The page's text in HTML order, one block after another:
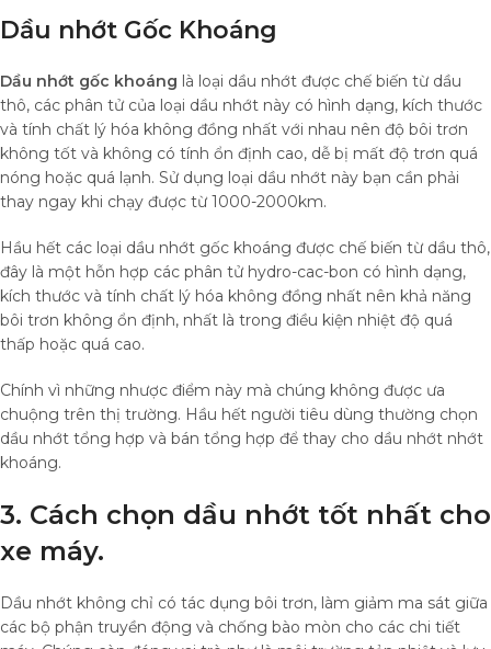
Dầu nhớt Gốc Khoáng
Dầu nhớt gốc khoáng là loại dầu nhớt được chế biến từ dầu
thô, các phân tử của loại dầu nhớt này có hình dạng, kích thước
và tính chất lý hóa không đồng nhất với nhau nên độ bôi trơn
không tốt và không có tính ổn định cao, dễ bị mất độ trơn quá
nóng hoặc quá lạnh. Sử dụng loại dầu nhớt này bạn cần phải
thay ngay khi chạy được từ 1000-2000km.
Hầu hết các loại dầu nhớt gốc khoáng được chế biến từ dầu thô,
đây là một hỗn hợp các phân tử hydro-cac-bon có hình dạng,
kích thước và tính chất lý hóa không đồng nhất nên khả năng
bôi trơn không ổn định, nhất là trong điều kiện nhiệt độ quá
thấp hoặc quá cao.
Chính vì những nhược điểm này mà chúng không được ưa
chuộng trên thị trường. Hầu hết người tiêu dùng thường chọn
dầu nhớt tổng hợp và bán tổng hợp để thay cho dầu nhớt nhớt
khoáng.
3. Cách chọn dầu nhớt tốt nhất cho
xe máy.
Dầu nhớt không chỉ có tác dụng bôi trơn, làm giảm ma sát giữa
các bộ phận truyền động và chống bào mòn cho các chi tiết